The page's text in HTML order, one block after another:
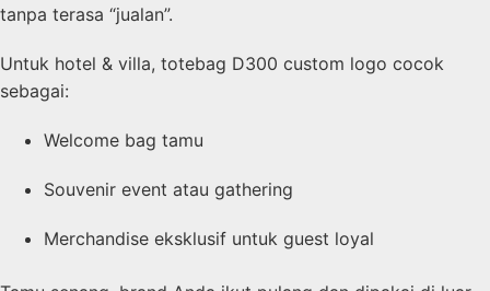
tanpa terasa “jualan”.
Untuk hotel & villa, totebag D300 custom logo cocok
sebagai:
Welcome bag tamu
Souvenir event atau gathering
Merchandise eksklusif untuk guest loyal